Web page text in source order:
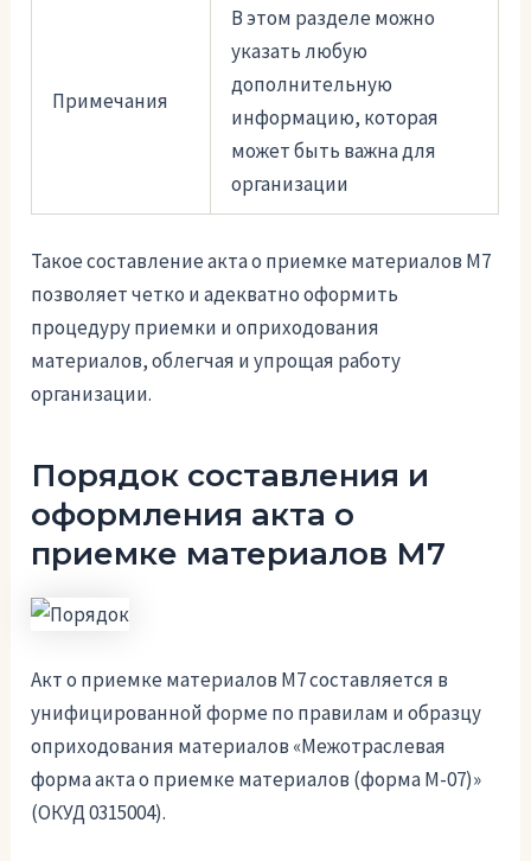
Примечания
В этом разделе можно
указать любую
дополнительную
информацию, которая
может быть важна для
организации
Такое составление акта о приемке материалов М7
позволяет четко и адекватно оформить
процедуру приемки и оприходования
материалов, облегчая и упрощая работу
организации.
Порядок составления и
оформления акта о
приемке материалов М7
Акт о приемке материалов М7 составляется в
унифицированной форме по правилам и образцу
оприходования материалов «Межотраслевая
форма акта о приемке материалов (форма М-07)»
(ОКУД 0315004).